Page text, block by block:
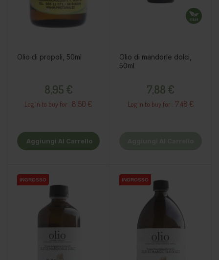
Olio di propoli, 50ml
8,95 €
Log in to buy for : 8.50 €
Aggiungi Al Carrello
Olio di mandorle dolci,
50ml
7,88 €
Log in to buy for : 7.48 €
INGROSSO
INGROSSO INGROSSO
INGROSSO